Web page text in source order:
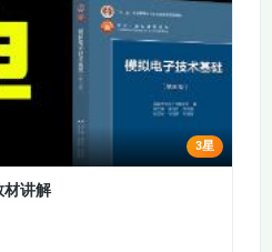
第十一章 生产与存货
循环的审计 第一节
生产与存货循环的特
第十一章 第三节 生
产与存货循环的重大
3星
材讲解